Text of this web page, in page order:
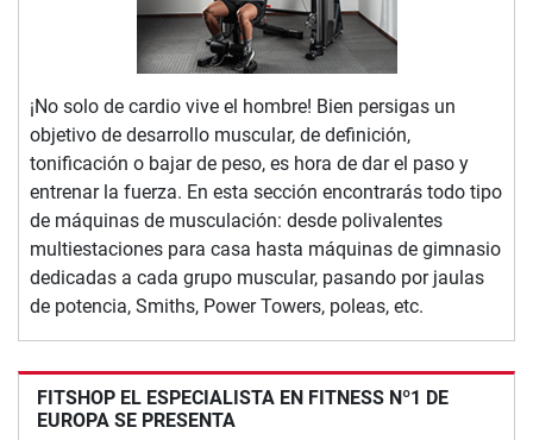
¡No solo de cardio vive el hombre! Bien persigas un
objetivo de desarrollo muscular, de definición,
tonificación o bajar de peso, es hora de dar el paso y
entrenar la fuerza. En esta sección encontrarás todo tipo
de máquinas de musculación: desde polivalentes
multiestaciones para casa hasta máquinas de gimnasio
dedicadas a cada grupo muscular, pasando por jaulas
de potencia, Smiths, Power Towers, poleas, etc.
FITSHOP EL ESPECIALISTA EN FITNESS Nº1 DE
EUROPA SE PRESENTA